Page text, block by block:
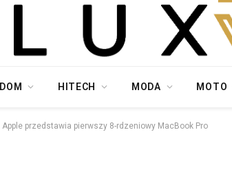
DOM HITECH MODA MOTO
Apple przedstawia pierwszy 8-rdzeniowy MacBook Pro